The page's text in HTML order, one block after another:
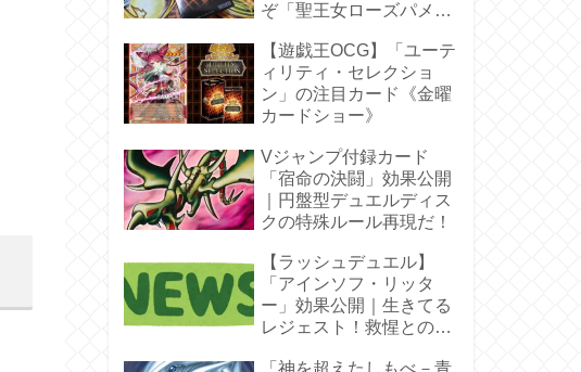
ぞ「聖王女ローズパメ
【遊戯王OCG】「ユーテ
ィリティ・セレクショ
ン」の注目カード《金曜
カードショー》
Vジャンプ付録カード
「宿命の決闘」効果公開
｜円盤型デュエルディス
クの特殊ルール再現だ！
【ラッシュデュエル】
「アインソフ・リッタ
ー」効果公開｜生きてる
レジェスト！救惺との相
「神を超えたしもべ－青